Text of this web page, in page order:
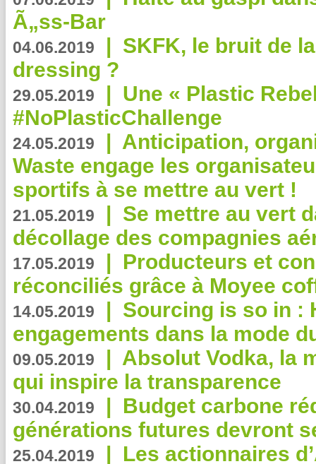
Ã„ss-Bar
04.06.2019 | SKFK, le bruit de
dressing ?
29.05.2019 | Une « Plastic
#NoPlasticChallenge
24.05.2019 | Anticipation,
Waste engage les
sportifs à se mettre au vert !
21.05.2019 | Se mettre au vert
décollage des compagnies
17.05.2019 | Producteurs et
réconciliés grâce à Moyee
14.05.2019 | Sourcing is so in :
engagements dans la mode
09.05.2019 | Absolut Vodka, la
qui inspire la transparence
30.04.2019 | Budget carbone
générations futures devront
25.04.2019 | Les actionnaires